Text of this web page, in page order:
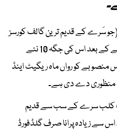
سَرے کے قدیم ترین گالف کورسز
میں شمار ہوتا ہے) کو مسمار کرنے کے بعد اس کی جگہ 10 نئے
منصوبے کو رواں ماہ ریگیٹ اینڈ
منظوری دے دی ہے۔
گالف کلب سرے کے سب سے قدیم
سے زیادہ پرانا صرف گلڈفورڈ